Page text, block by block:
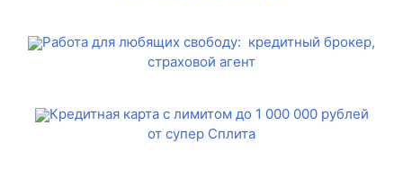
Работа для любящих свободу: кредитный брокер,
страховой агент
Кредитная карта с лимитом до 1 000 000 рублей
от супер Сплита